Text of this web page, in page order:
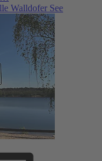
Walldofer See